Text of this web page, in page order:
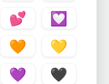
💕
💟
🧡
💛
💜
🖤